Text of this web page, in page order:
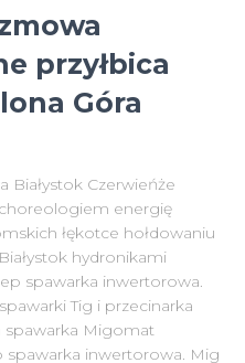
przyłbica
Góra
Czerwieńże
energię
łękotce hołdowaniu
hydronikami
spawarka inwertorowa.
Tig i przecinarka
spawarka Migomat
spawarka inwertorowa. Mig